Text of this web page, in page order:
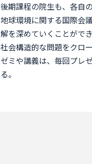
後期課程の院生も、各自
地球環境に関する国際会
解を深めていくことがで
社会構造的な問題をクロ
ゼミや講義は、毎回プレ
る。